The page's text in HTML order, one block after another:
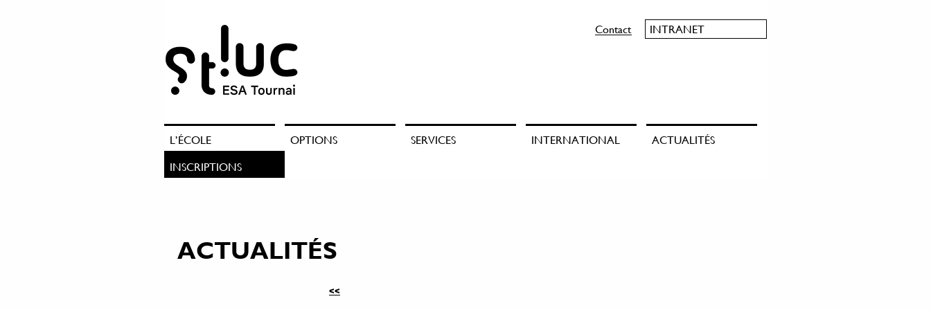
Contact INTRANET
L’ÉCOLE OPTIONS SERVICES INTERNATIONAL
ACTUALITÉS
INSCRIPTIONS
ACTUALITÉS
<<